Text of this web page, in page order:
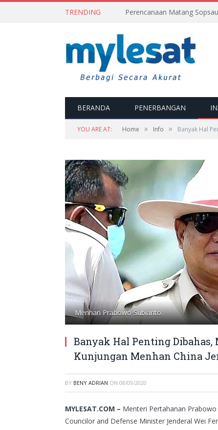
TRENDING
BERANDA PENERBANGAN
YOU ARE AT: Home » Info » Banyak Hal
Menhan Prabowo Subianto.
Banyak Hal Penting
Kunjungan Menhan China
BY BENY ADRIAN ON 08/09/2020
MYLESAT.COM – Menteri Pertahanan
Councilor and Defense Minister Jenderal Wei